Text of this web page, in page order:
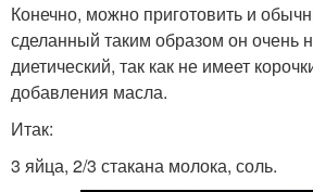
Конечно, можно приготовить и
сделанный таким образом он очень
диетический, так как не имеет
добавления масла.
Итак:
3 яйца, 2/3 стакана молока, соль.